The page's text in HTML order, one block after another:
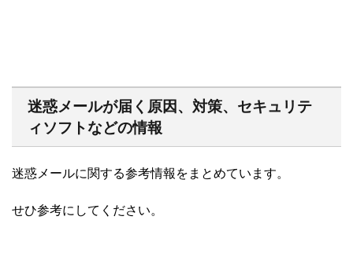
迷惑メールが届く原因、対策、セキュリテ
ィソフトなどの情報
迷惑メールに関する参考情報をまとめています。
せひ参考にしてください。